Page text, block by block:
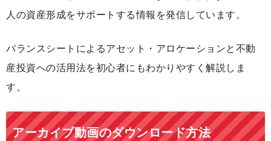
人の資産形成をサポートする情報を発信しています。
バランスシートによるアセット・アロケーションと不動
産投資への活用法を初心者にもわかりやすく解説しま
す。
アーカイブ動画のダウンロード方法